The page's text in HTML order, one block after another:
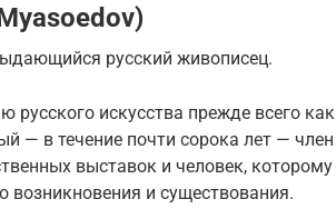
русский живописец.
русского искусства прежде всего как
— в течение почти сорока лет — член
выставок и человек, которому
и существования.